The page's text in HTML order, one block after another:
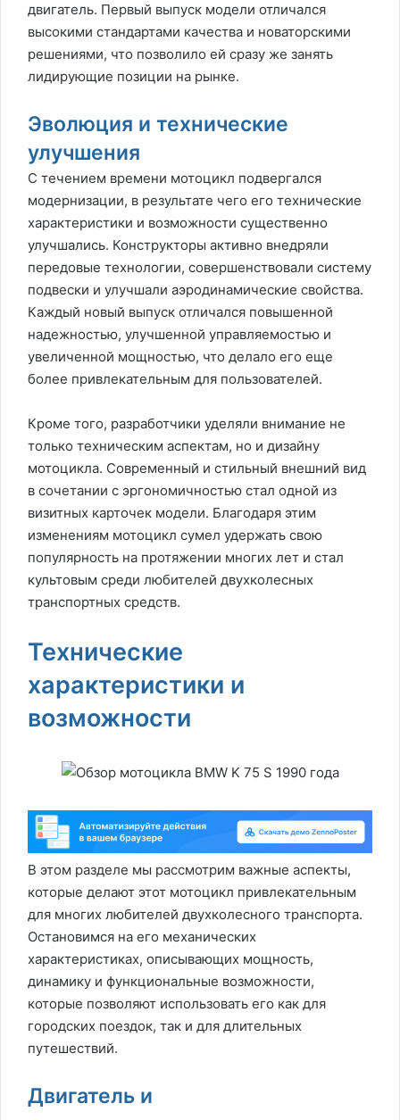
двигатель. Первый выпуск модели отличался
высокими стандартами качества и новаторскими
решениями, что позволило ей сразу же занять
лидирующие позиции на рынке.
Эволюция и технические
улучшения
С течением времени мотоцикл подвергался
модернизации, в результате чего его технические
характеристики и возможности существенно
улучшались. Конструкторы активно внедряли
передовые технологии, совершенствовали систему
подвески и улучшали аэродинамические свойства.
Каждый новый выпуск отличался повышенной
надежностью, улучшенной управляемостью и
увеличенной мощностью, что делало его еще
более привлекательным для пользователей.
Кроме того, разработчики уделяли внимание не
только техническим аспектам, но и дизайну
мотоцикла. Современный и стильный внешний вид
в сочетании с эргономичностью стал одной из
визитных карточек модели. Благодаря этим
изменениям мотоцикл сумел удержать свою
популярность на протяжении многих лет и стал
культовым среди любителей двухколесных
транспортных средств.
Технические
характеристики и
возможности
В этом разделе мы рассмотрим важные аспекты,
которые делают этот мотоцикл привлекательным
для многих любителей двухколесного транспорта.
Остановимся на его механических
характеристиках, описывающих мощность,
динамику и функциональные возможности,
которые позволяют использовать его как для
городских поездок, так и для длительных
путешествий.
Двигатель и